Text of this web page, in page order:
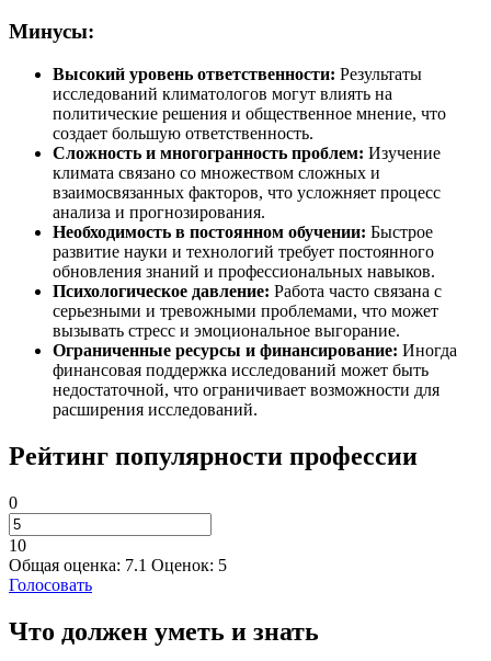
Минусы:
Высокий уровень ответственности: Результаты
исследований климатологов могут влиять на
политические решения и общественное мнение, что
создает большую ответственность.
Сложность и многогранность проблем: Изучение
климата связано со множеством сложных и
взаимосвязанных факторов, что усложняет процесс
анализа и прогнозирования.
Необходимость в постоянном обучении: Быстрое
развитие науки и технологий требует постоянного
обновления знаний и профессиональных навыков.
Психологическое давление: Работа часто связана с
серьезными и тревожными проблемами, что может
вызывать стресс и эмоциональное выгорание.
Ограниченные ресурсы и финансирование: Иногда
финансовая поддержка исследований может быть
недостаточной, что ограничивает возможности для
расширения исследований.
Рейтинг популярности профессии
0
10
Общая оценка: 7.1 Оценок: 5
Голосовать
Что должен уметь и знать